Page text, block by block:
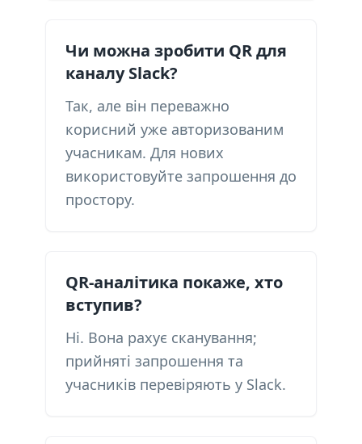
Чи можна зробити QR для
каналу Slack?
Так, але він переважно
корисний уже авторизованим
учасникам. Для нових
використовуйте запрошення до
простору.
QR-аналітика покаже, хто
вступив?
Ні. Вона рахує сканування;
прийняті запрошення та
учасників перевіряють у Slack.